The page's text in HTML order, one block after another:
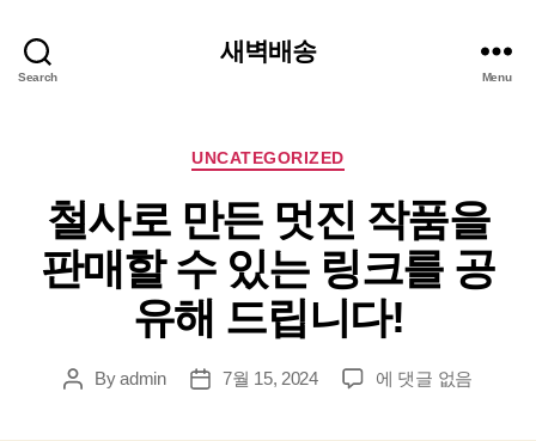
Search
새벽배송
Menu
Categories
UNCATEGORIZED
철사로 만든 멋진 작품을
판매할 수 있는 링크를 공
유해 드립니다!
PostByadmin
Post7월 15, 2024
철
에 댓글 없음